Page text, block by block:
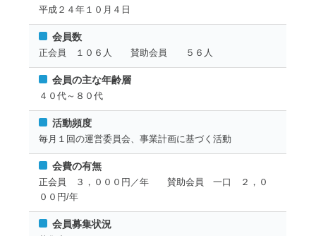
平成２４年１０月４日
会員数
正会員 １０６人 賛助会員 ５６人
会員の主な年齢層
４０代～８０代
活動頻度
毎月１回の運営委員会、事業計画に基づく活動
会費の有無
正会員 ３，０００円／年 賛助会員 一口 ２，０
００円/年
会員募集状況